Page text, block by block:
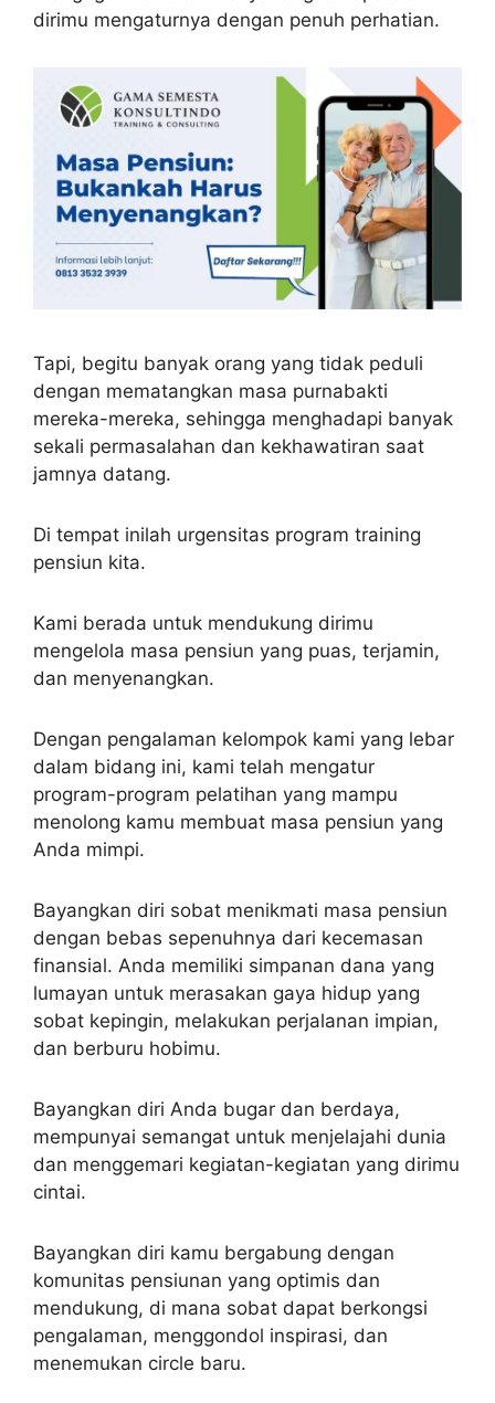
dirimu mengaturnya dengan penuh perhatian.
Tapi, begitu banyak orang yang tidak peduli
dengan mematangkan masa purnabakti
mereka-mereka, sehingga menghadapi banyak
sekali permasalahan dan kekhawatiran saat
jamnya datang.
Di tempat inilah urgensitas program training
pensiun kita.
Kami berada untuk mendukung dirimu
mengelola masa pensiun yang puas, terjamin,
dan menyenangkan.
Dengan pengalaman kelompok kami yang lebar
dalam bidang ini, kami telah mengatur
program-program pelatihan yang mampu
menolong kamu membuat masa pensiun yang
Anda mimpi.
Bayangkan diri sobat menikmati masa pensiun
dengan bebas sepenuhnya dari kecemasan
finansial. Anda memiliki simpanan dana yang
lumayan untuk merasakan gaya hidup yang
sobat kepingin, melakukan perjalanan impian,
dan berburu hobimu.
Bayangkan diri Anda bugar dan berdaya,
mempunyai semangat untuk menjelajahi dunia
dan menggemari kegiatan-kegiatan yang dirimu
cintai.
Bayangkan diri kamu bergabung dengan
komunitas pensiunan yang optimis dan
mendukung, di mana sobat dapat berkongsi
pengalaman, menggondol inspirasi, dan
menemukan circle baru.